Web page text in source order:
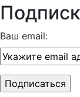
Ваш email: